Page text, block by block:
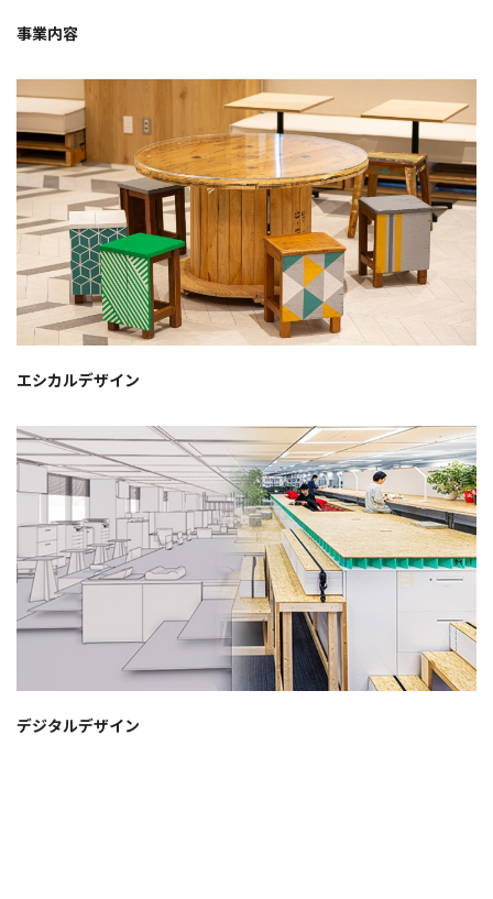
事業内容
エシカルデザイン
デジタルデザイン